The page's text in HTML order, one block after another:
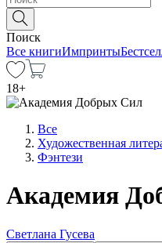
Поиск
Все книгиИмпринты
18+
Все
Художественная
Фэнтези
Академия
Светлана Гусева